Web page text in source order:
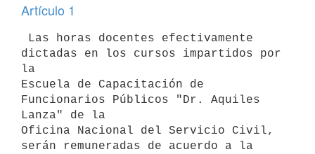
Artículo 1
dictadas en los cursos impartidos por
la
Escuela de Capacitación de
Funcionarios Públicos "Dr. Aquiles
Lanza" de la
Oficina Nacional del Servicio Civil,
serán remuneradas de acuerdo a la